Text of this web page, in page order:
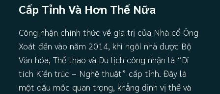
Cấp Tỉnh Và Hơn Thế Nữa
Công nhận chính thức về giá trị của Nhà cổ Ông
Xoát đến vào năm 2014, khi ngôi nhà được Bộ
Văn hóa, Thể thao và Du lịch công nhận là “Di
tích Kiến trúc – Nghệ thuật” cấp tỉnh. Đây là
một dấu mốc quan trọng, khẳng định vị thế và